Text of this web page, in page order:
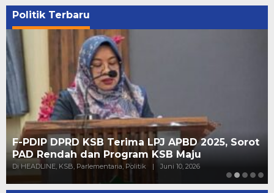
Politik Terbaru
F-PDIP DPRD KSB Terima LPJ APBD 2025, Sorot
PAD Rendah dan Program KSB Maju
Di HEADLINE, KSB, Parlementaria, Politik | Juni 10, 2026